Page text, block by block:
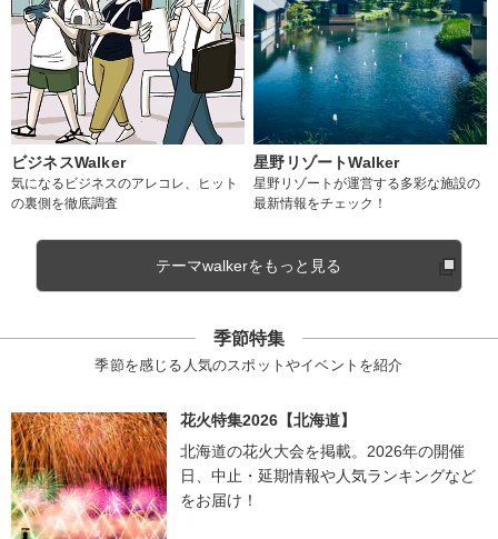
ビジネスWalker
気になるビジネスのアレコレ、ヒット
の裏側を徹底調査
星野リゾートWalker
星野リゾートが運営する多彩な施設の
最新情報をチェック！
テーマwalkerをもっと見る
季節特集
季節を感じる人気のスポットやイベントを紹介
花火特集2026【北海道】
北海道の花火大会を掲載。2026年の開催
日、中止・延期情報や人気ランキングなど
をお届け！